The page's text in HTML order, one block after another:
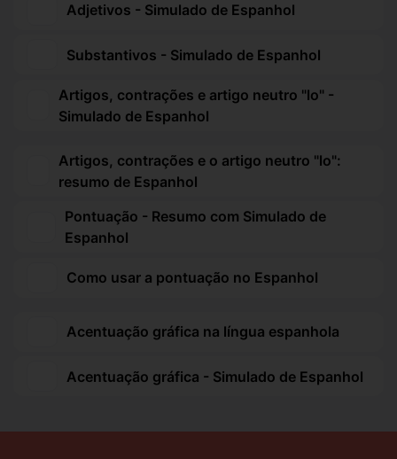
Adjetivos - Simulado de Espanhol
Substantivos - Simulado de Espanhol
Artigos, contrações e artigo neutro "lo" -
Simulado de Espanhol
Artigos, contrações e o artigo neutro "lo":
resumo de Espanhol
Pontuação - Resumo com Simulado de
Espanhol
Como usar a pontuação no Espanhol
Acentuação gráfica na língua espanhola
Acentuação gráfica - Simulado de Espanhol